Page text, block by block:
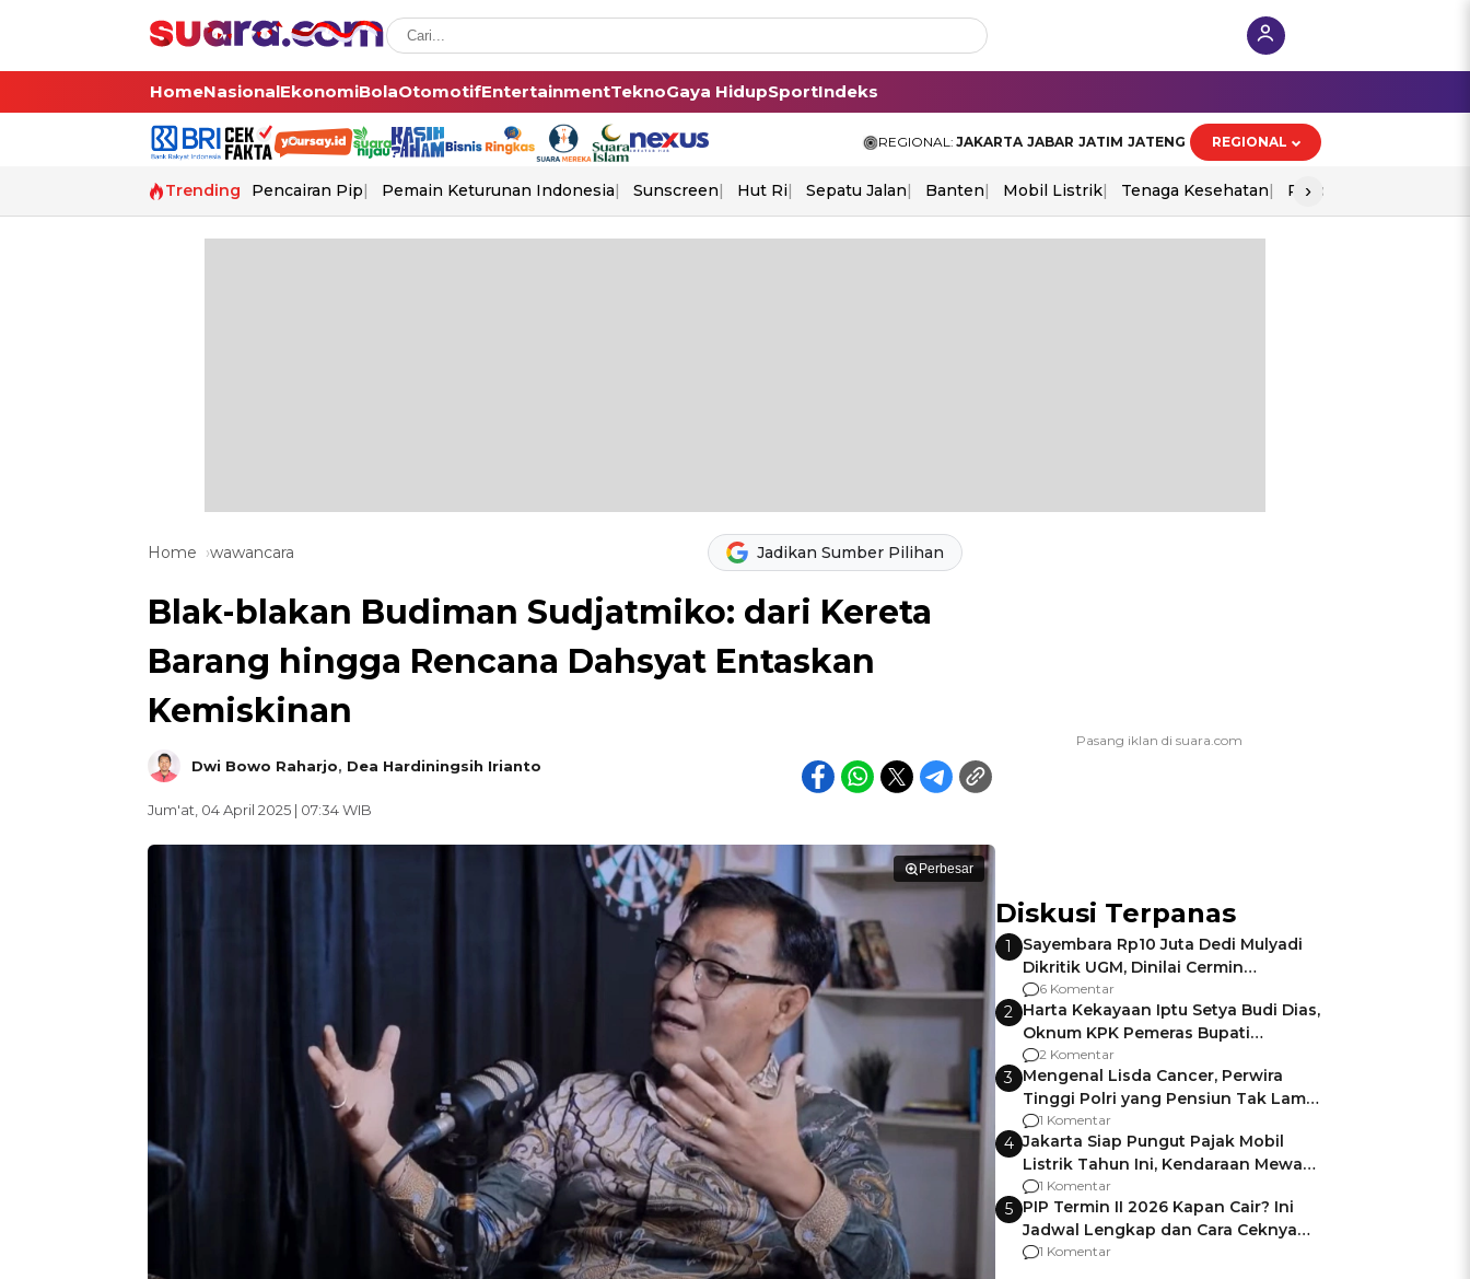
HomeNasionalEkonomiBolaOtomotifEntertainmentTeknoGaya HidupSportIndeks
REGIONAL: JAKARTA JABAR JATIM JATENG REGIONAL
Trending Pencairan Pip Pemain Keturunan Indonesia Sunscreen Hut Ri Sepatu Jalan Banten Mobil Listrik Tenaga Kesehatan Piala Aff 2026
›
Home wawancara Jadikan Sumber Pilihan
Blak-blakan Budiman Sudjatmiko: dari Kereta
Barang hingga Rencana Dahsyat Entaskan
Kemiskinan
Dwi Bowo Raharjo, Dea Hardiningsih Irianto
Jum'at, 04 April 2025 | 07:34 WIB
Perbesar
Diskusi Terpanas
1
Sayembara Rp10 Juta Dedi Mulyadi
Dikritik UGM, Dinilai Cermin
Gagalnya Negara Jamin Keamanan
6 Komentar
2 Harta Kekayaan Iptu Setya Budi Dias,
Oknum KPK Pemeras Bupati
Pemalang
2 Komentar
3 Mengenal Lisda Cancer, Perwira
Tinggi Polri yang Pensiun Tak Lama
Usai Jadi Brigjen
1 Komentar
4 Jakarta Siap Pungut Pajak Mobil
Listrik Tahun Ini, Kendaraan Mewah
Kena hingga 75% PKB
1 Komentar
5 PIP Termin II 2026 Kapan Cair? Ini
Jadwal Lengkap dan Cara Ceknya
agar Dana Tidak Hangus!
1 Komentar